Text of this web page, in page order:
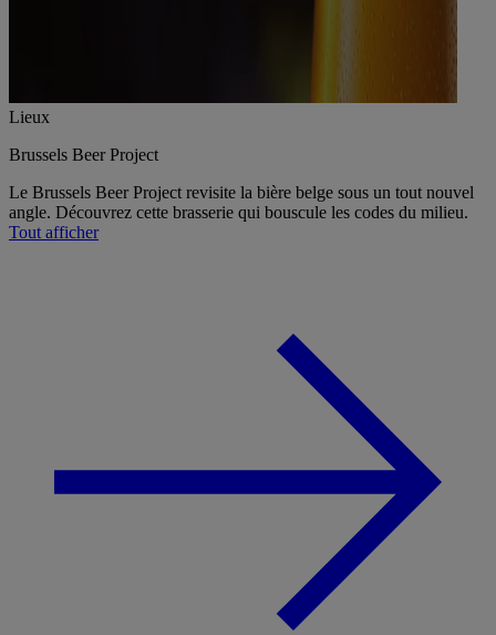
Lieux
Brussels Beer Project
Le Brussels Beer Project revisite la bière belge sous un tout nouvel
angle. Découvrez cette brasserie qui bouscule les codes du milieu.
Tout afficher